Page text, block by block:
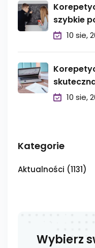
szybkie
10 sie,
10 sie,
Kategorie
Aktualności (1131)
Wybierz